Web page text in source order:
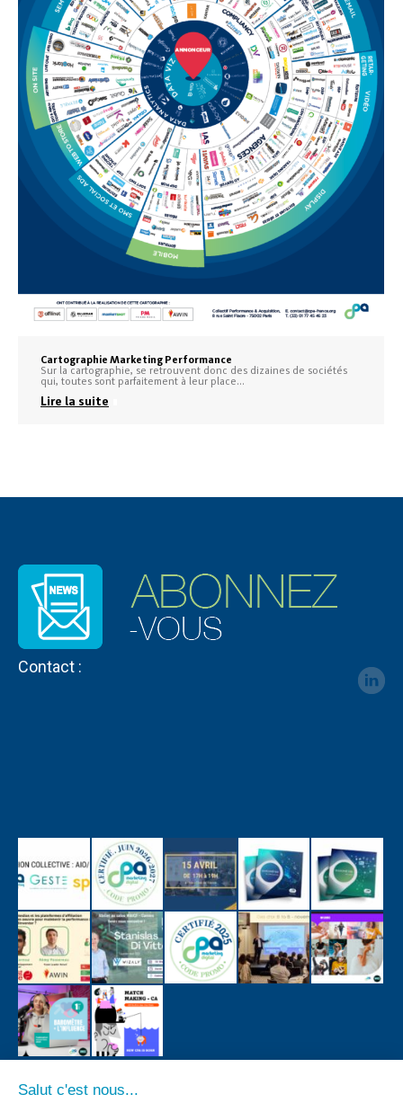
Cartographie Marketing Performance
Sur la cartographie, se retrouvent donc des dizaines de sociétés
qui, toutes sont parfaitement à leur place…
Lire la suite
Contact :
Salut c'est nous...